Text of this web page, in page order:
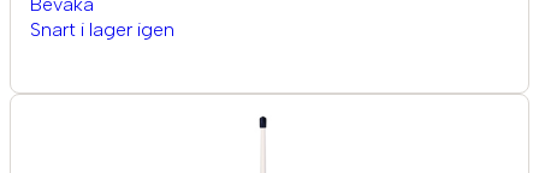
Bevaka
Snart i lager igen